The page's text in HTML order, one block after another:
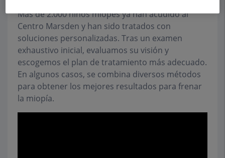
Más de 2.000 niños miopes ya han acudido al
Centro Marsden y han sido tratados con
soluciones personalizadas. Tras un examen
exhaustivo inicial, evaluamos su visión y
escogemos el plan de tratamiento más adecuado.
En algunos casos, se combina diversos métodos
para obtener los mejores resultados para frenar
la miopía.